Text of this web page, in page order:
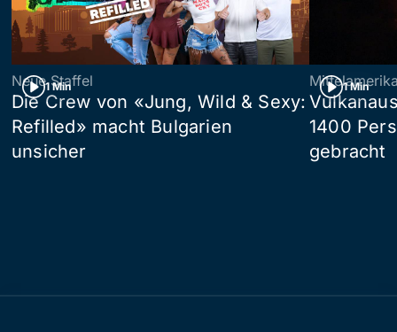
1 Min
Neue Staffel
Die Crew von «Jung, Wild & Sexy:
Refilled» macht Bulgarien
unsicher
1 Min
1400
gebracht